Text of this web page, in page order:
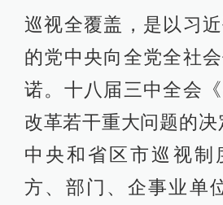
巡视全覆盖，是以习
的党中央向全党全社
诺。十八届三中全会
改革若干重大问题的决
中央和省区市巡视制
方、部门、企事业单